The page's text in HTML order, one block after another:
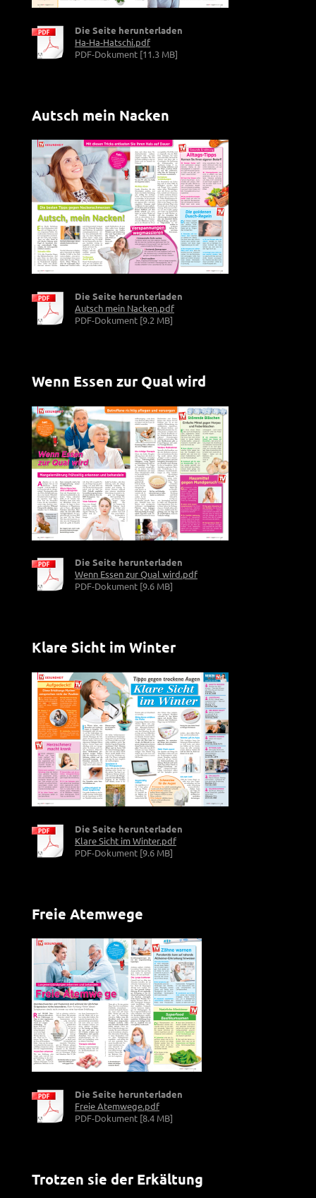
Die Seite herunterladen
Ha-Ha-Hatschi.pdf
PDF-Dokument [11.3 MB]
Autsch mein Nacken
Die Seite herunterladen
Autsch mein Nacken.pdf
PDF-Dokument [9.2 MB]
Wenn Essen zur Qual wird
Die Seite herunterladen
Wenn Essen zur Qual wird.pdf
PDF-Dokument [9.6 MB]
Klare Sicht im Winter
Die Seite herunterladen
Klare Sicht im Winter.pdf
PDF-Dokument [9.6 MB]
Freie Atemwege
Die Seite herunterladen
Freie Atemwege.pdf
PDF-Dokument [8.4 MB]
Trotzen sie der Erkältung